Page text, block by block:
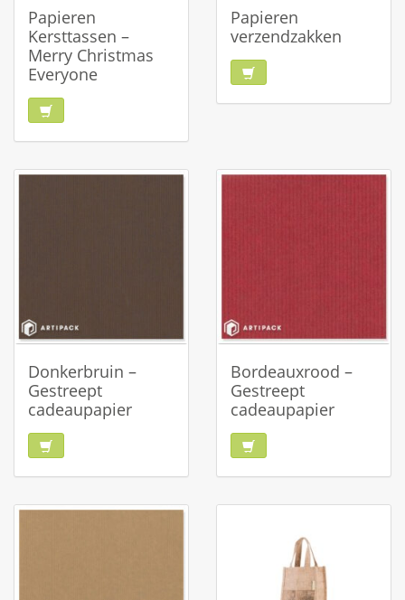
Papieren
Kersttassen –
Merry Christmas
Everyone
Papieren
verzendzakken
Donkerbruin –
Gestreept
cadeaupapier
Bordeauxrood –
Gestreept
cadeaupapier